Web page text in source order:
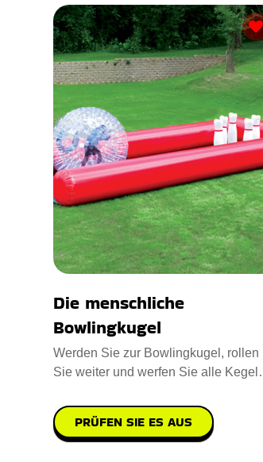
Die menschliche
Bowlingkugel
Werden Sie zur Bowlingkugel, rollen
Sie weiter und werfen Sie alle Kegel
PRÜFEN SIE ES AUS